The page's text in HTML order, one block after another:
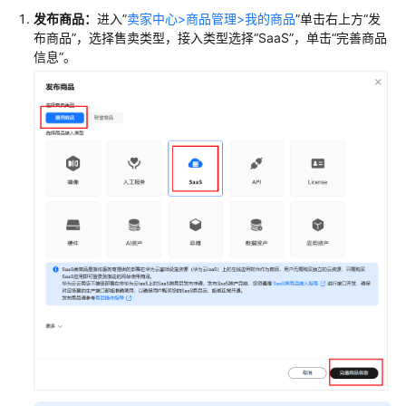
为
什
要
加
入
云
商
成
发布商品： 进入”卖家中心>商品管理>我的商品”单击右上方“发
布商品”，选择售卖类型，接入类型选择“SaaS”，单击“完善商品
信息”。